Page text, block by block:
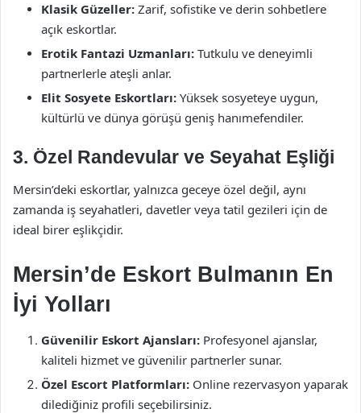
Klasik Güzeller: Zarif, sofistike ve derin sohbetlere
açık eskortlar.
Erotik Fantazi Uzmanları: Tutkulu ve deneyimli
partnerlerle ateşli anlar.
Elit Sosyete Eskortları: Yüksek sosyeteye uygun,
kültürlü ve dünya görüşü geniş hanımefendiler.
3. Özel Randevular ve Seyahat Eşliği
Mersin’deki eskortlar, yalnızca geceye özel değil, aynı
zamanda iş seyahatleri, davetler veya tatil gezileri için de
ideal birer eşlikçidir.
Mersin’de Eskort Bulmanın En
İyi Yolları
Güvenilir Eskort Ajansları: Profesyonel ajanslar,
kaliteli hizmet ve güvenilir partnerler sunar.
Özel Escort Platformları: Online rezervasyon yaparak
dilediğiniz profili seçebilirsiniz.